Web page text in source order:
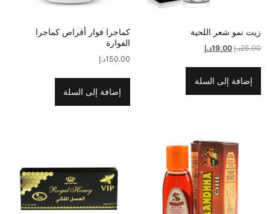
زيت نمو شعر اللحية
25.00د.إ السعر
25.00د.إ.
19.00د.إ
إضافة إلى السلة
كماجرا فوار أقراص كماجرا
الفوارة
150.00د.إ
إضافة إلى السلة